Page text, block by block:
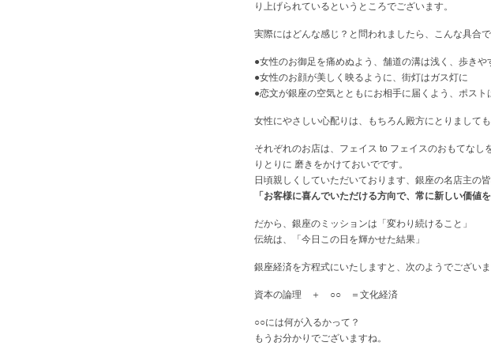
り上げられているというところでございます。
実際にはどんな感じ？と問われましたら、こんな具合で
●女性のお御足を痛めぬよう、舗道の溝は浅く、歩きや
●女性のお顔が美しく映るように、街灯はガス灯に
●恋文が銀座の空気とともにお相手に届くよう、ポスト
女性にやさしい心配りは、もちろん殿方にとりまして
それぞれのお店は、フェイス to フェイスのおもてな
りとりに 磨きをかけておいでです。
日頃親しくしていただいております、銀座の名店主の
「お客様に喜んでいただける方向で、常に新しい価値
だから、銀座のミッションは「変わり続けること」
伝統は、「今日この日を輝かせた結果」
銀座経済を方程式にいたしますと、次のようでございま
資本の論理 ＋ ○○ ＝文化経済
○○には何が入るかって？
もうお分かりでございますね。